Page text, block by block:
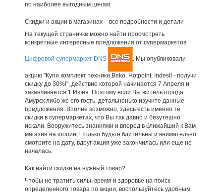
по наиболее выгодным ценам.
Скидки и акции в магазинах – все подробности и детали
На текущей страничке можно найти просмотреть
конкретные интересные предложения от супермаркетов
Цифровой супермаркет DNS . Мы опубликовали
акцию "Купи комплект техники Beko, Hotpoint, Indesit - получи
скидку до 30%!", действие которой начинается 7 Апреля и
заканчивается 1 Июня. Поэтому если Вы житель города
Амурск либо же его гость, детальненько изучите данные
предложения. Вполне возможно, здесь есть именно те
скидки в супермаркетах, что Вы так давно и безутешно
искали. Вооружитесь знаниями и вперед в ближайший к Вам
магазин на шопинг! Только будьте бдительны и внимательно
смотрите на дату, вдруг акция уже закончилась или еще не
началась.
Как найти скидки на нужный товар?
Чтобы не тратить силы, время и здоровье на поиск
определенного товара по акции, воспользуйтесь удобным